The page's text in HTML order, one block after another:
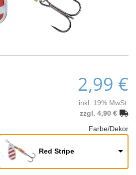
2,99 €
inkl. 19% MwSt.
zzgl. 4,90 €
Farbe/Dekor
Red Stripe